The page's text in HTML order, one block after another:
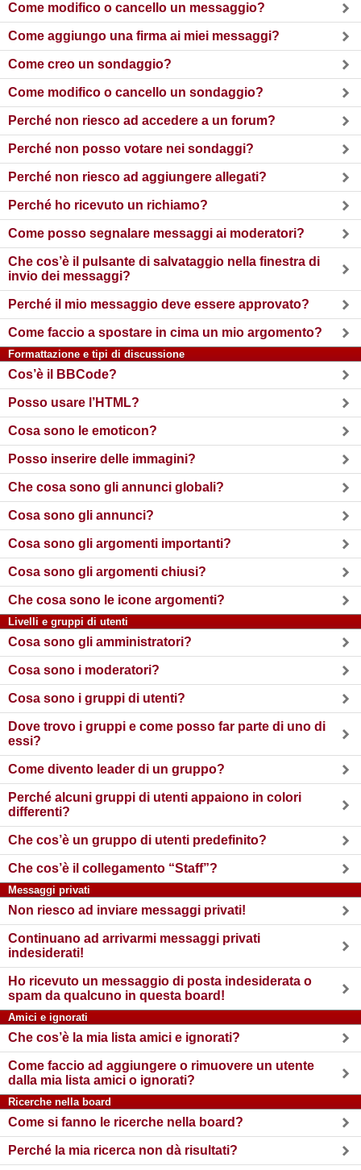
Come modifico o cancello un messaggio?
Come aggiungo una firma ai miei messaggi?
Come creo un sondaggio?
Come modifico o cancello un sondaggio?
Perché non riesco ad accedere a un forum?
Perché non posso votare nei sondaggi?
Perché non riesco ad aggiungere allegati?
Perché ho ricevuto un richiamo?
Come posso segnalare messaggi ai moderatori?
Che cos’è il pulsante di salvataggio nella finestra di
invio dei messaggi?
Perché il mio messaggio deve essere approvato?
Come faccio a spostare in cima un mio argomento?
Formattazione e tipi di discussione
Cos’è il BBCode?
Posso usare l’HTML?
Cosa sono le emoticon?
Posso inserire delle immagini?
Che cosa sono gli annunci globali?
Cosa sono gli annunci?
Cosa sono gli argomenti importanti?
Cosa sono gli argomenti chiusi?
Che cosa sono le icone argomenti?
Livelli e gruppi di utenti
Cosa sono gli amministratori?
Cosa sono i moderatori?
Cosa sono i gruppi di utenti?
Dove trovo i gruppi e come posso far parte di uno di
essi?
Come divento leader di un gruppo?
Perché alcuni gruppi di utenti appaiono in colori
differenti?
Che cos’è un gruppo di utenti predefinito?
Che cos’è il collegamento “Staff”?
Messaggi privati
Non riesco ad inviare messaggi privati!
Continuano ad arrivarmi messaggi privati
indesiderati!
Ho ricevuto un messaggio di posta indesiderata o
spam da qualcuno in questa board!
Amici e ignorati
Che cos’è la mia lista amici e ignorati?
Come faccio ad aggiungere o rimuovere un utente
dalla mia lista amici o ignorati?
Ricerche nella board
Come si fanno le ricerche nella board?
Perché la mia ricerca non dà risultati?